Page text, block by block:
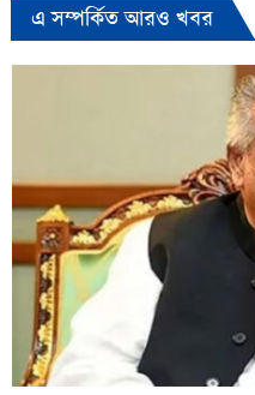
এ সম্পর্কিত আরও খবর